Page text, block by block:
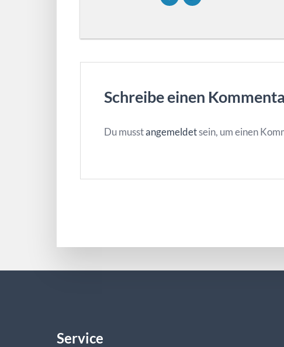
Schreibe einen
Du musstangemeldetsein, um einen
Service